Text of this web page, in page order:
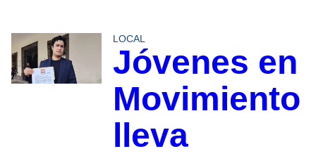
LOCAL
Jóvenes en
Movimiento
lleva